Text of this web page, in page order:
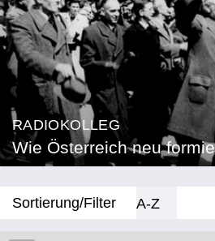
RADIOKOLLEG
Wie Österreich neu
Sortierung/Filter
A-Z